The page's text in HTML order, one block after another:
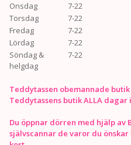
Onsdag
7-22
Torsdag
7-22
Fredag
7-22
Lördag
7-22
Söndag &
helgdag
7-22
Teddytassen obemannade
Teddytassens butik ALLA dagar
Du öppnar dörren med hjälp av
självscannar de varor du